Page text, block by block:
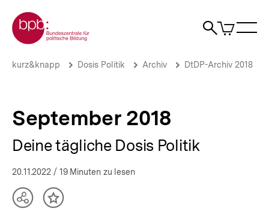
zum
Seiteninhalt
springen
Zur Startseite der bpb
Suche
Artikel
im
September
tägliche
Dosis
Brotkrümelnavigation
Pfadnavigation
kurz&knapp Dosis Politik Archiv DtDP-Archiv 2018
September 2018
Deine tägliche Dosis Politik
20.11.2022 / 19 Minuten zu lesen
TeilenInhalt